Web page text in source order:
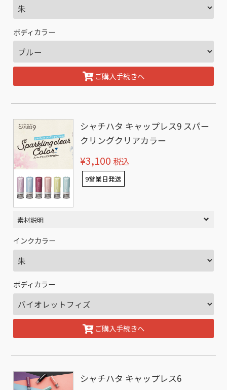
ボディカラー
ご購入手続きへ
シャチハタ キャップレス9 スパー
クリングクリアカラー
¥3,100 税込
9営業日発送
素材説明
インクカラー
ボディカラー
ご購入手続きへ
シャチハタ キャップレス6